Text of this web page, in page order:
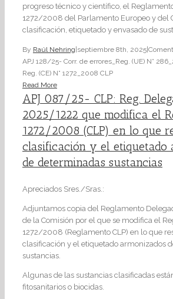
progreso técnico y científico, el Reglamento
1272/2008 del Parlamento Europeo y del
clasificación, etiquetado y envasado de
By Raúl Nehring septiembre 8th, 2025
APJ 128/25- Corr. de errores_Reg. (UE) N°
Reg. (CE) N° 1272_2008 CLP
Read More
APJ 087/25- CLP: Reg.
2025/1222 que modifica el
1272/2008 (CLP) en lo que
clasificación y el etiquetado
de determinadas sustancias
Apreciados Sres./Sras.:
Adjuntamos copia del Reglamento
de la Comisión por el que se modifica el
1272/2008 (Reglamento CLP) en lo que
clasificación y el etiquetado armonizados
sustancias.
Algunas de las sustancias clasificadas
fitosanitarios o biocidas.